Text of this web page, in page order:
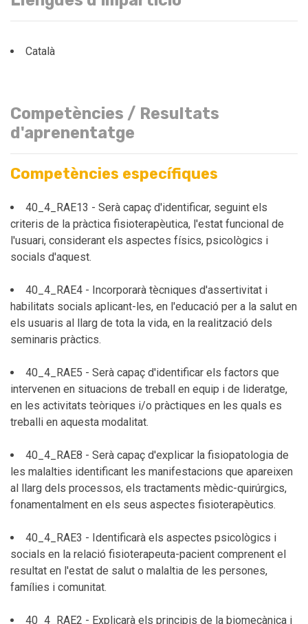
Català
Competències / Resultats
d'aprenentatge
Competències específiques
40_4_RAE13 - Serà capaç d'identificar, seguint els
criteris de la pràctica fisioterapèutica, l'estat funcional de
l'usuari, considerant els aspectes físics, psicològics i
socials d'aquest.
40_4_RAE4 - Incorporarà tècniques d'assertivitat i
habilitats socials aplicant-les, en l'educació per a la salut en
els usuaris al llarg de tota la vida, en la realització dels
seminaris pràctics.
40_4_RAE5 - Serà capaç d'identificar els factors que
intervenen en situacions de treball en equip i de lideratge,
en les activitats teòriques i/o pràctiques en les quals es
treballi en aquesta modalitat.
40_4_RAE8 - Serà capaç d'explicar la fisiopatologia de
les malalties identificant les manifestacions que apareixen
al llarg dels processos, els tractaments mèdic-quirúrgics,
fonamentalment en els seus aspectes fisioterapèutics.
40_4_RAE3 - Identificarà els aspectes psicològics i
socials en la relació fisioterapeuta-pacient comprenent el
resultat en l'estat de salut o malaltia de les persones,
famílies i comunitat.
40_4_RAE2 - Explicarà els principis de la biomecànica i